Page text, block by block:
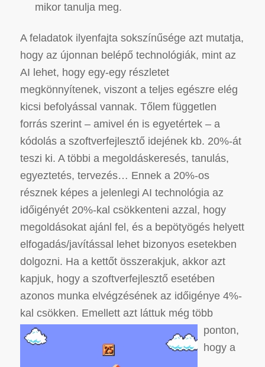
mikor tanulja meg.
A feladatok ilyenfajta sokszínűsége azt mutatja,
hogy az újonnan belépő technológiák, mint az
AI lehet, hogy egy-egy részletet
megkönnyítenek, viszont a teljes egészre elég
kicsi befolyással vannak. Tőlem független
forrás szerint – amivel én is egyetértek – a
kódolás a szoftverfejlesztő idejének kb. 20%-át
teszi ki. A többi a megoldáskeresés, tanulás,
egyeztetés, tervezés… Ennek a 20%-os
résznek képes a jelenlegi AI technológia az
időigényét 20%-kal csökkenteni azzal, hogy
megoldásokat ajánl fel, és a bepötyögés helyett
elfogadás/javítással lehet bizonyos esetekben
dolgozni. Ha a kettőt összerakjuk, akkor azt
kapjuk, hogy a szoftverfejlesztő esetében
azonos munka elvégzésének az időigénye 4%-
kal csökken. Emellett azt láttuk még több
ponton,
hogy a